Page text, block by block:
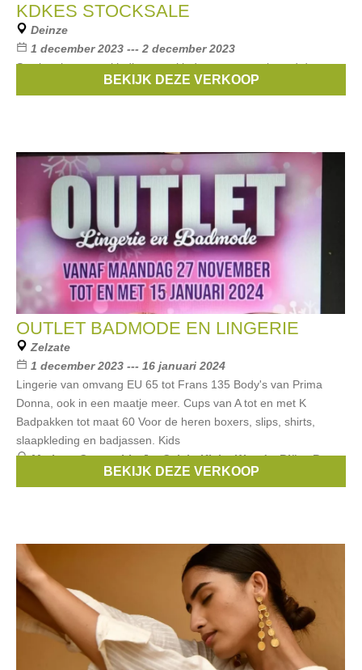
KDKES STOCKSALE
Deinze
1 december 2023 --- 2 december 2023
Stockverkoop van kleding voor kinderen georganiseerd door
BEKIJK DEZE VERKOOP
OUTLET BADMODE EN LINGERIE
Zelzate
1 december 2023 --- 16 januari 2024
Lingerie van omvang EU 65 tot Frans 135 Body's van Prima
Donna, ook in een maatje meer. Cups van A tot en met K
Badpakken tot maat 60 Voor de heren boxers, slips, shirts,
slaapkleding en badjassen. Kids
Merken:Guess,Liu Jo,Calvin Klein,Woody,Björn Borg,
BEKIJK DEZE VERKOOP